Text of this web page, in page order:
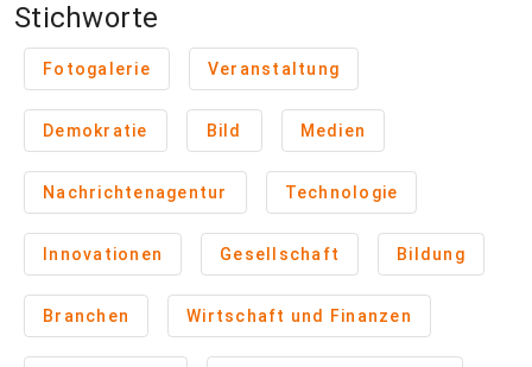
Stichworte
Fotogalerie Veranstaltung
Demokratie Bild Medien
Nachrichtenagentur Technologie
Innovationen Gesellschaft Bildung
Branchen Wirtschaft und Finanzen